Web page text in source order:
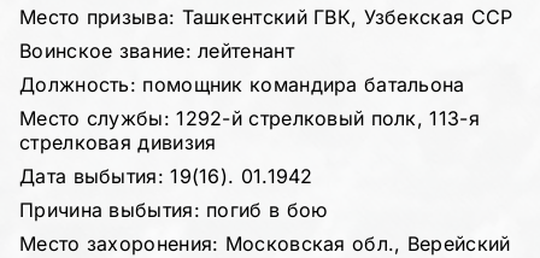
Место призыва: Ташкентский ГВК, Узбекская ССР
Воинское звание: лейтенант
Должность: помощник командира батальона
Место службы: 1292-й стрелковый полк, 113-я
стрелковая дивизия
Дата выбытия: 19(16). 01.1942
Причина выбытия: погиб в бою
Место захоронения: Московская обл., Верейский